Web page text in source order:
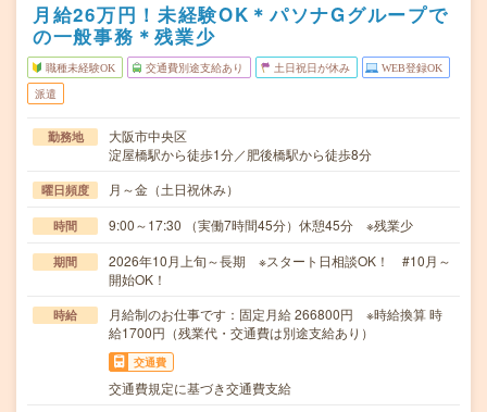
月給26万円！未経験OK＊パソナGグループで
の一般事務＊残業少
職種未経験OK 交通費別途支給あり 土日祝日が休み WEB登録OK
派遣
勤務地
大阪市中央区
淀屋橋駅から徒歩1分／肥後橋駅から徒歩8分
曜日頻度 月～金（土日祝休み）
時間 9:00～17:30 （実働7時間45分）休憩45分 ※残業少
期間
2026年10月上旬～長期 ※スタート日相談OK！ #10月～
開始OK！
時給
月給制のお仕事です：固定月給 266800円 ※時給換算 時
給1700円（残業代・交通費は別途支給あり）
交通費
交通費規定に基づき交通費支給